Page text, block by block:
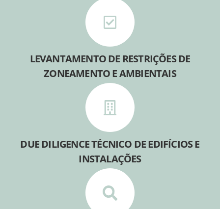
LEVANTAMENTO DE RESTRIÇÕES DE
ZONEAMENTO E AMBIENTAIS
DUE DILIGENCE TÉCNICO DE EDIFÍCIOS E
INSTALAÇÕES